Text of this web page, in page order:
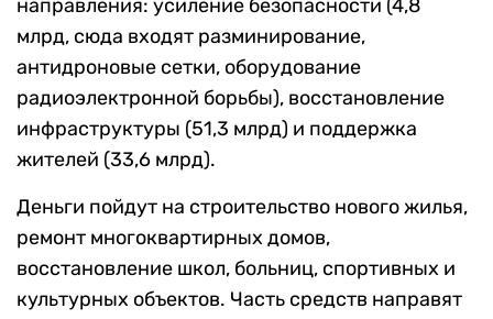
направления: усиление безопасности (4,8
млрд, сюда входят разминирование,
антидроновые сетки, оборудование
радиоэлектронной борьбы), восстановление
инфраструктуры (51,3 млрд) и поддержка
жителей (33,6 млрд).
Деньги пойдут на строительство нового жилья,
ремонт многоквартирных домов,
восстановление школ, больниц, спортивных и
культурных объектов. Часть средств направят